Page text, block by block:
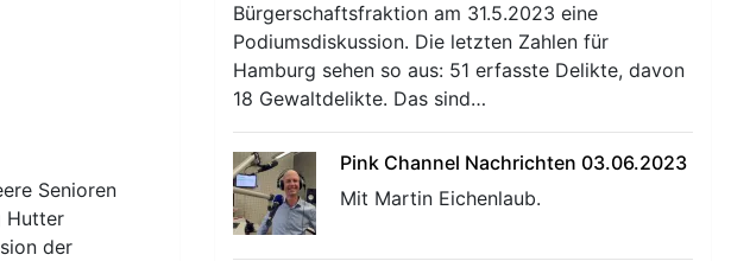
Senioren
Hutter
der
Bürgerschaftsfraktion am 31.5.2023 eine
Podiumsdiskussion. Die letzten Zahlen für
Hamburg sehen so aus: 51 erfasste Delikte, davon
18 Gewaltdelikte. Das sind…
Pink Channel Nachrichten 03.06.2023
Mit Martin Eichenlaub.